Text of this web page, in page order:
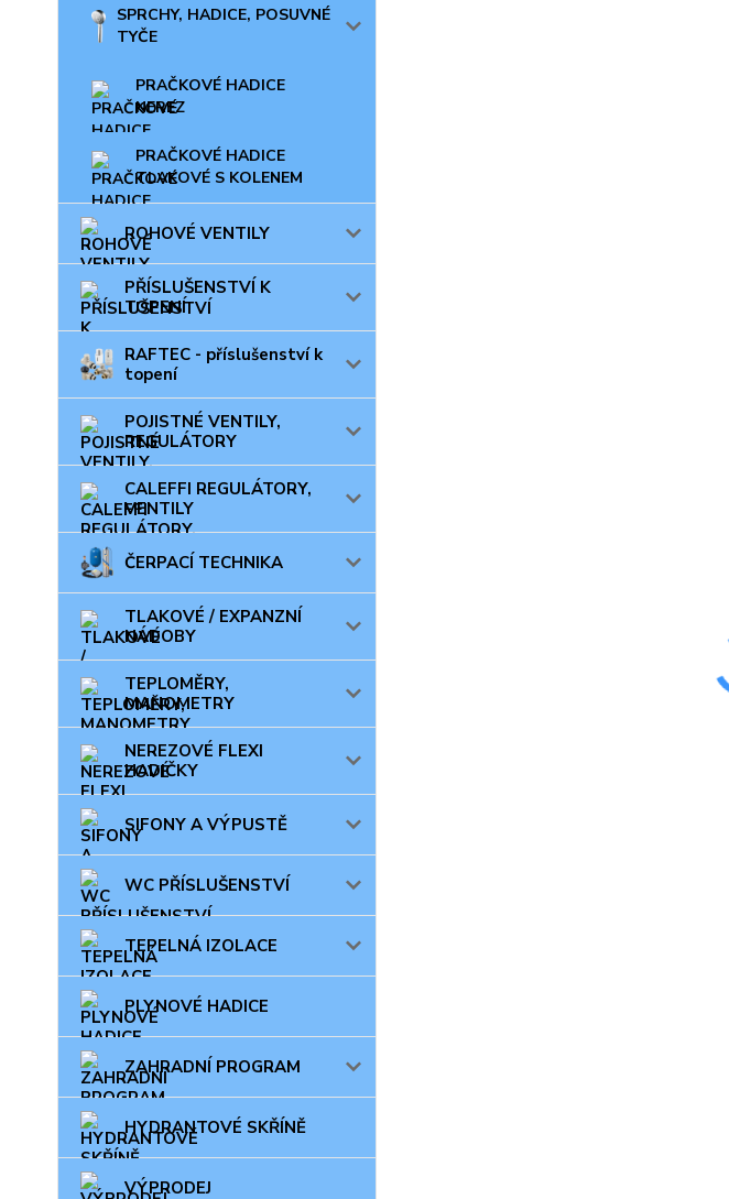
SPRCHY, HADICE, POSUVNÉ
TYČE
PRAČKOVÉ HADICE
NEREZ
PRAČKOVÉ HADICE
TLAKOVÉ S KOLENEM
ROHOVÉ VENTILY
PŘÍSLUŠENSTVÍ K
TOPENÍ
RAFTEC - příslušenství k
topení
POJISTNÉ VENTILY,
REGULÁTORY
CALEFFI REGULÁTORY,
VENTILY
ČERPACÍ TECHNIKA
TLAKOVÉ / EXPANZNÍ
NÁDOBY
TEPLOMĚRY,
MANOMETRY
NEREZOVÉ FLEXI
HADIČKY
SIFONY A VÝPUSTĚ
WC PŘÍSLUŠENSTVÍ
TEPELNÁ IZOLACE
PLYNOVÉ HADICE
ZAHRADNÍ PROGRAM
HYDRANTOVÉ SKŘÍNĚ
VÝPRODEJ